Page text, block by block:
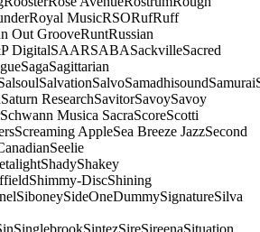
Royal MusicRSORufRuff
Out GrooveRuntRussian
DigitalSAARSABASackvilleSacred
SagaSagittarian
SalvationSalvoSamadhisoundSamurai
Saturn ResearchSavitorSavoySavoy
Schwann Musica SacraScoreScotti
Screaming AppleSea Breeze JazzSecond
Seelie
ShadyShakey
Shimmy-DiscShining
SiboneySideOneDummySignatureSilva